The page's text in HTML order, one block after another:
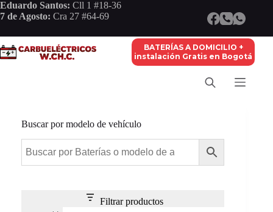
Saltar
al
Eduardo Santos: Cll 1 #18-36
7 de Agosto: Cra 27 #64-69
BATERÍAS A DOMICILIO +
instalación Gratis en Bogotá
Buscar por modelo de vehículo
Filtrar productos